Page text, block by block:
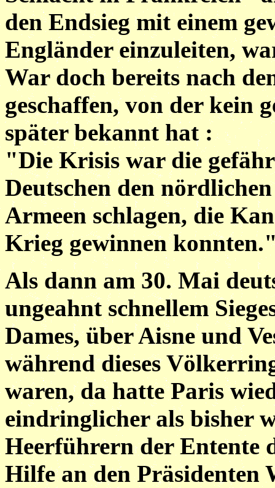
den Endsieg mit einem
Engländer einzuleiten,
War doch bereits nach
geschaffen, von der kein
später bekannt hat :
"Die Krisis war die
Deutschen den
Armeen schlagen, die
Krieg gewinnen
Als dann am 30. Mai
ungeahnt schnellem
Dames, über Aisne und
während dieses
waren, da hatte Paris
eindringlicher als bisher
Heerführern der Entente
Hilfe an den Präsidenten